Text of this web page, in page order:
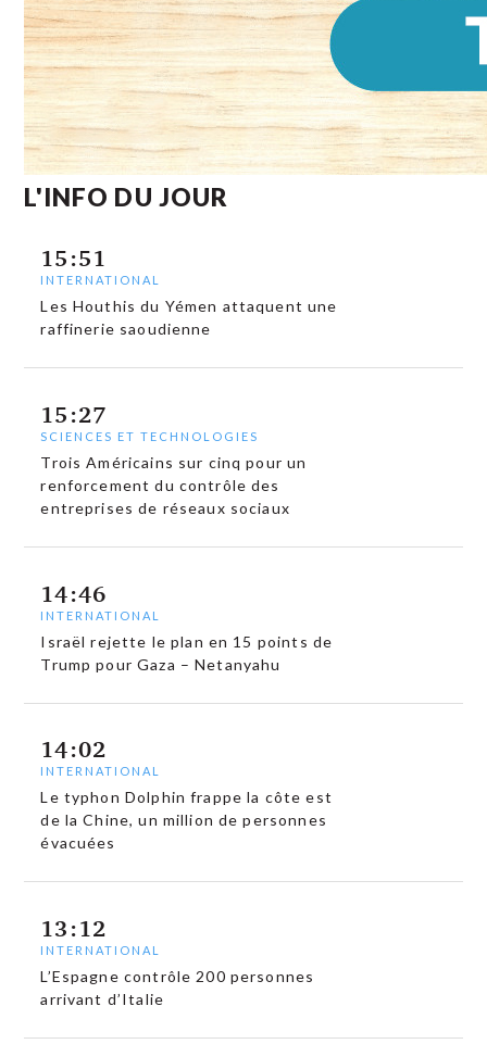
L'INFO DU JOUR
15:51
INTERNATIONAL
Les Houthis du Yémen attaquent une
raffinerie saoudienne
15:27
SCIENCES ET TECHNOLOGIES
Trois Américains sur cinq pour un
renforcement du contrôle des
entreprises de réseaux sociaux
14:46
INTERNATIONAL
Israël rejette le plan en 15 points de
Trump pour Gaza – Netanyahu
14:02
INTERNATIONAL
Le typhon Dolphin frappe la côte est
de la Chine, un million de personnes
évacuées
13:12
INTERNATIONAL
L’Espagne contrôle 200 personnes
arrivant d’Italie